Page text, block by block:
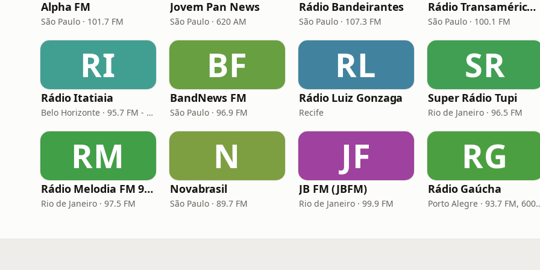
Alpha FM
São Paulo · 101.7 FM
Jovem Pan News
São Paulo · 620 AM
Rádio Bandeirantes
São Paulo · 107.3 FM
Rádio Transamérica (TMC)
São Paulo · 100.1 FM
RI
Rádio Itatiaia
Belo Horizonte · 95.7 FM - 610 AM
BF
BandNews FM
São Paulo · 96.9 FM
RL
Rádio Luiz Gonzaga
Recife
SR
Super Rádio Tupi
Rio de Janeiro · 96.5 FM
RM
Rádio Melodia FM 97,5
Rio de Janeiro · 97.5 FM
N
Novabrasil
São Paulo · 89.7 FM
JF
JB FM (JBFM)
Rio de Janeiro · 99.9 FM
RG
Rádio Gaúcha
Porto